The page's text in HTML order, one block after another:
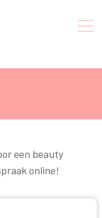
een beauty
online!